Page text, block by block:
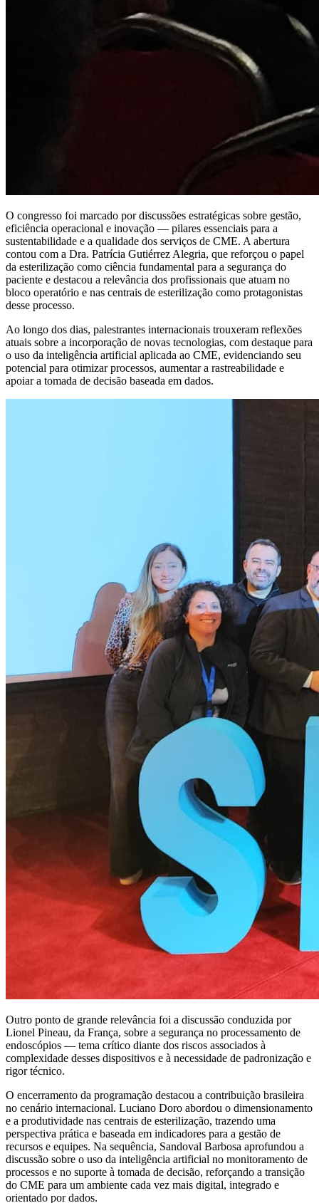
O congresso foi marcado por discussões estratégicas sobre gestão,
eficiência operacional e inovação — pilares essenciais para a
sustentabilidade e a qualidade dos serviços de CME. A abertura
contou com a Dra. Patrícia Gutiérrez Alegria, que reforçou o papel
da esterilização como ciência fundamental para a segurança do
paciente e destacou a relevância dos profissionais que atuam no
bloco operatório e nas centrais de esterilização como protagonistas
desse processo.
Ao longo dos dias, palestrantes internacionais trouxeram reflexões
atuais sobre a incorporação de novas tecnologias, com destaque para
o uso da inteligência artificial aplicada ao CME, evidenciando seu
potencial para otimizar processos, aumentar a rastreabilidade e
apoiar a tomada de decisão baseada em dados.
Outro ponto de grande relevância foi a discussão conduzida por
Lionel Pineau, da França, sobre a segurança no processamento de
endoscópios — tema crítico diante dos riscos associados à
complexidade desses dispositivos e à necessidade de padronização e
rigor técnico.
O encerramento da programação destacou a contribuição brasileira
no cenário internacional. Luciano Doro abordou o dimensionamento
e a produtividade nas centrais de esterilização, trazendo uma
perspectiva prática e baseada em indicadores para a gestão de
recursos e equipes. Na sequência, Sandoval Barbosa aprofundou a
discussão sobre o uso da inteligência artificial no monitoramento de
processos e no suporte à tomada de decisão, reforçando a transição
do CME para um ambiente cada vez mais digital, integrado e
orientado por dados.